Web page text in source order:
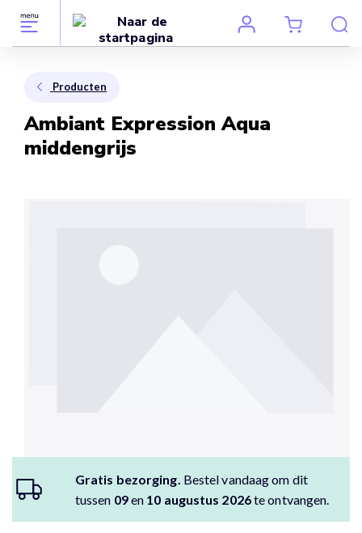
Producten
Ambiant Expression Aqua
middengrijs
Gratis bezorging. Bestel vandaag om dit
tussen 09en 10 augustus 2026te ontvangen.